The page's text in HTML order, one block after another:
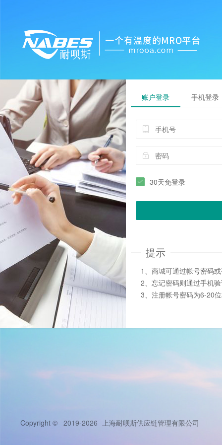
账户登录 手机登录
30天免登录
提示
1、商城可通过帐号密码
2、忘记密码则通过手机
3、注册帐号密码为6-20
Copyright © 2019-2026 上海耐呗斯供应链管理有限公司